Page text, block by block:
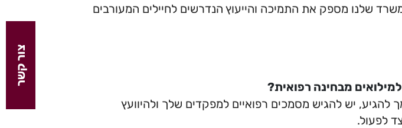
צור קשר
שלנו מספק את התמיכה והייעוץ הנדרשים לחיילים המעורבים
מבחינה רפואית?
להגיע, יש להגיש מסמכים רפואיים למפקדים שלך ולהיוועץ
לפעול.